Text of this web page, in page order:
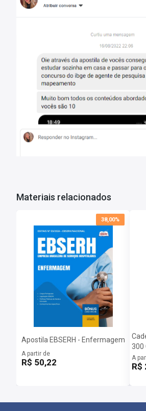
Estes são apenas alguns dos benefícios
Materiais relacionados
38,00%
Apostila EBSERH - Enfermagem
A partir de
R$ 50,22
300
A
R$